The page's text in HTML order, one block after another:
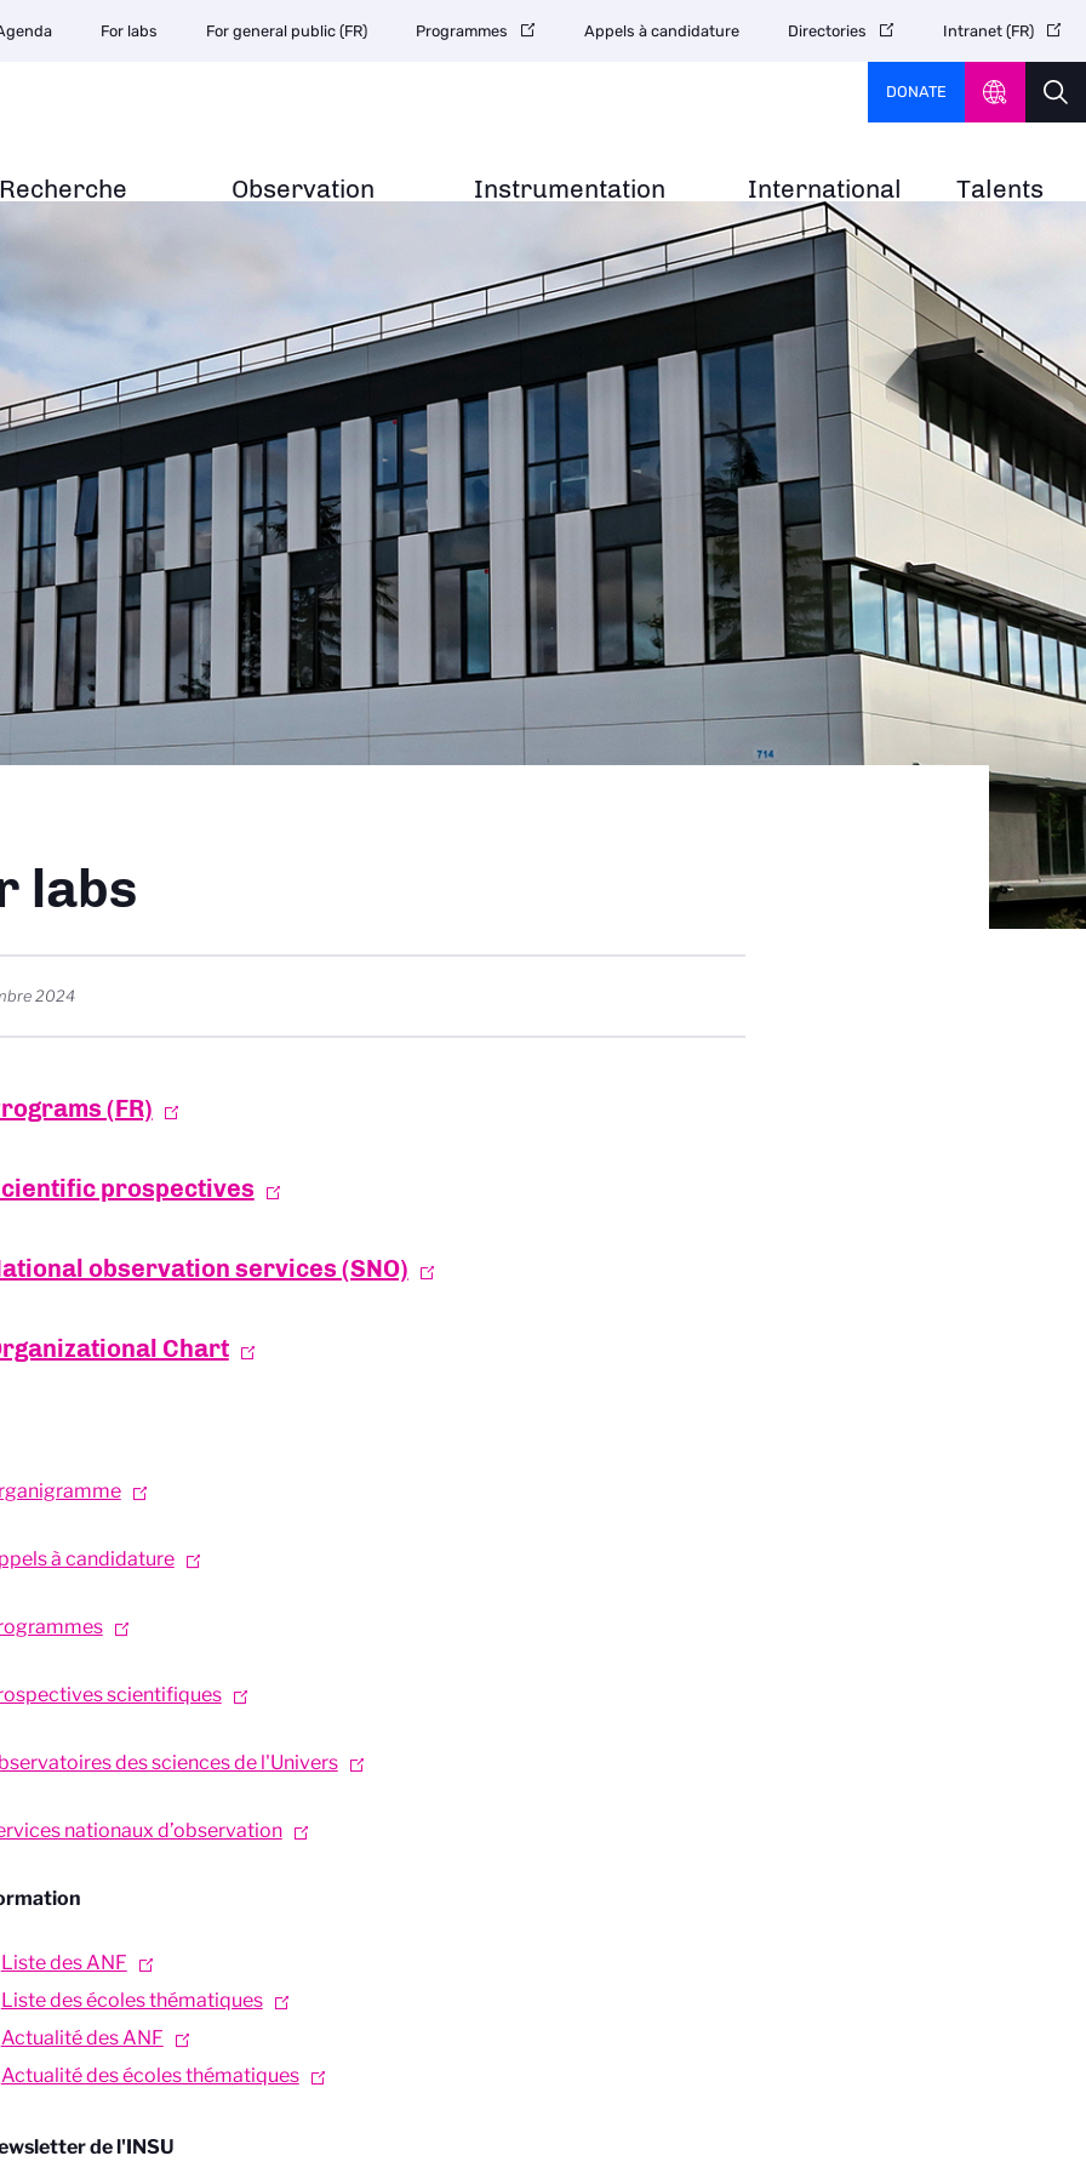
Recherche Observation Instrumentation International Talents
For labs For general public (FR) Programmes Appels à candidature Directories Intranet (FR)
DONATE
labs
2024
(FR)
prospectives
observation services (SNO)
Chart
à candidature
scientifiques
des sciences de l'Univers
nationaux d’observation
Liste des ANF
Liste des écoles thématiques
Actualité des ANF
Actualité des écoles thématiques
de l'INSU